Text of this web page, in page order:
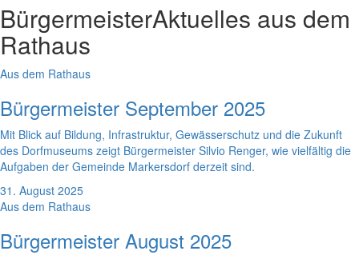
BürgermeisterAktuelles aus dem
Rathaus
Aus dem Rathaus
Bürgermeister September 2025
Mit Blick auf Bildung, Infrastruktur, Gewässerschutz und die Zukunft
des Dorfmuseums zeigt Bürgermeister Silvio Renger, wie vielfältig die
Aufgaben der Gemeinde Markersdorf derzeit sind.
31. August 2025
Aus dem Rathaus
Bürgermeister August 2025